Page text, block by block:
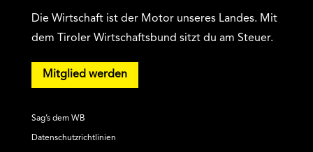
Die Wirtschaft ist der Motor unseres Landes. Mit
dem Tiroler Wirtschaftsbund sitzt du am Steuer.
Mitglied werden
Sag’s dem WB
Datenschutzrichtlinien